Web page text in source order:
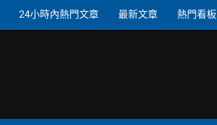
24小時內熱門文章 最新文章 熱門看板